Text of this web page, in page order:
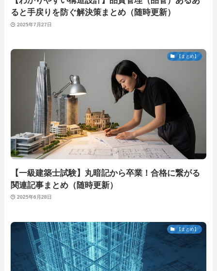
ると手戻りを防ぐ解決策まとめ（随時更新）
2025年7月27日
【まとめ】
【一級建築士試験】丸暗記から卒業！合格に繋がる
関連記事まとめ（随時更新）
2025年6月28日
【まとめ】